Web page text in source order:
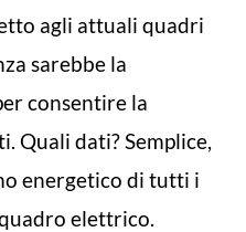
agli attuali quadri
sarebbe la
consentire la
Quali dati? Semplice,
energetico di tutti i
elettrico.